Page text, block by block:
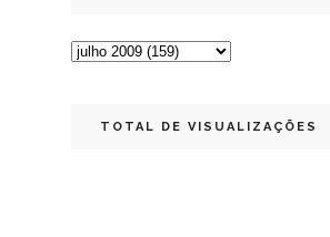
TOTAL DE VISUALIZAÇÕES